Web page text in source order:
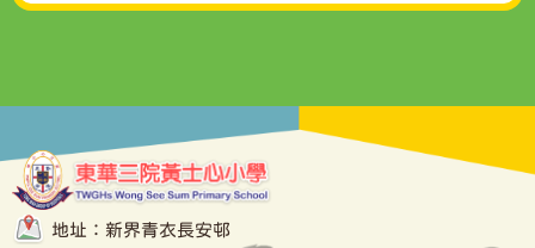
地址：新界青衣長安邨